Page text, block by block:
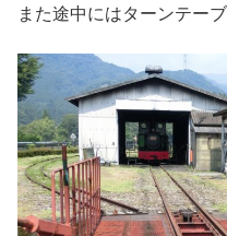
また途中にはターンテー